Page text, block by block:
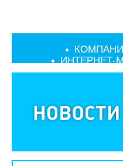
ИНТЕРНЕТ-